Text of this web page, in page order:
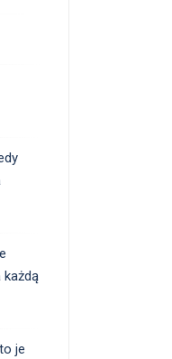
każdą
je